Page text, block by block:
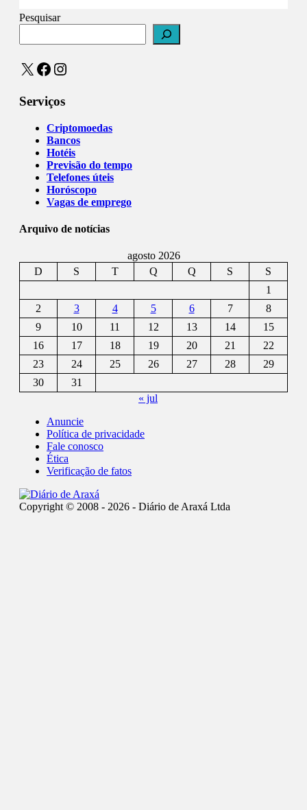
Pesquisar
X Facebook
Instagram
Serviços
Criptomoedas
Bancos
Hotéis
Previsão do tempo
Telefones úteis
Horóscopo
Vagas de emprego
Arquivo de notícias
agosto 2026
D
S T Q Q S
S
1
2
3 4 5 6 7
8
9
10 11 12 13 14
15
16
17 18 19 20 21
22
23
24 25 26 27 28
29
30
31
« jul
Anuncie
Política de privacidade
Fale conosco
Ética
Verificação de fatos
Copyright © 2008 - 2026 - Diário de Araxá Ltda